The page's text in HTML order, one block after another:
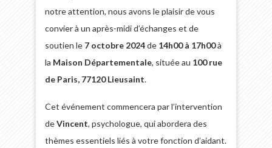
notre attention, nous avons le plaisir de vous
convier à un après-midi d’échanges et de
soutien le 7 octobre 2024de 14h00 à 17h00à
la Maison Départementale, située au 100 rue
de Paris, 77120 Lieusaint.
Cet événement commencera par l’intervention
deVincent, psychologue, qui abordera des
thèmes essentiels liés à votre fonction d’aidant.